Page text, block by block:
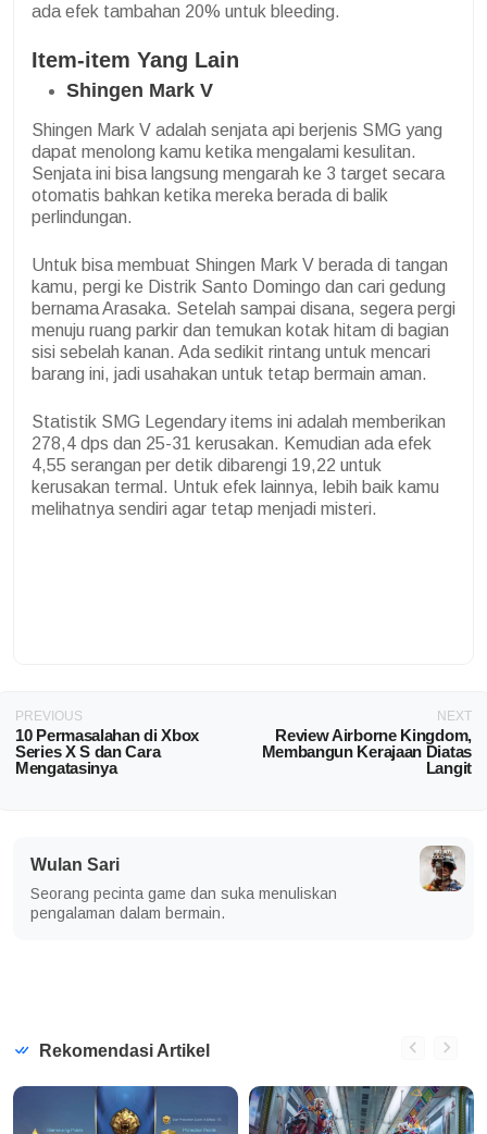
ada efek tambahan 20% untuk bleeding.
Item-item Yang Lain
Shingen Mark V
Shingen Mark V adalah senjata api berjenis SMG yang
dapat menolong kamu ketika mengalami kesulitan.
Senjata ini bisa langsung mengarah ke 3 target secara
otomatis bahkan ketika mereka berada di balik
perlindungan.
Untuk bisa membuat Shingen Mark V berada di tangan
kamu, pergi ke Distrik Santo Domingo dan cari gedung
bernama Arasaka. Setelah sampai disana, segera pergi
menuju ruang parkir dan temukan kotak hitam di bagian
sisi sebelah kanan. Ada sedikit rintang untuk mencari
barang ini, jadi usahakan untuk tetap bermain aman.
Statistik SMG Legendary items ini adalah memberikan
278,4 dps dan 25-31 kerusakan. Kemudian ada efek
4,55 serangan per detik dibarengi 19,22 untuk
kerusakan termal. Untuk efek lainnya, lebih baik kamu
melihatnya sendiri agar tetap menjadi misteri.
PREVIOUS
10 Permasalahan di Xbox
Series X S dan Cara
Mengatasinya
NEXT
Review Airborne Kingdom,
Membangun Kerajaan Diatas
Langit
Wulan Sari
Seorang pecinta game dan suka menuliskan
pengalaman dalam bermain.
Rekomendasi Artikel